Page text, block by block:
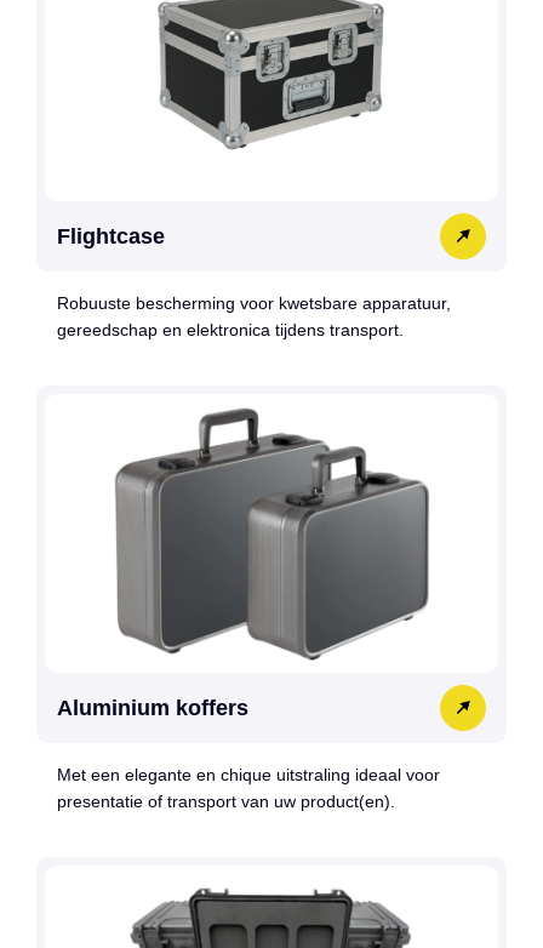
Flightcase
Robuuste bescherming voor kwetsbare apparatuur,
gereedschap en elektronica tijdens transport.
Aluminium koffers
Met een elegante en chique uitstraling ideaal voor
presentatie of transport van uw product(en).